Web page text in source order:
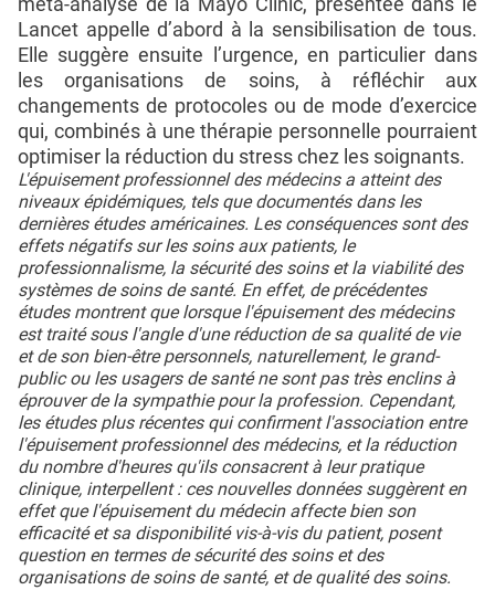
Lancet appelle d’abord à la sensibilisation de tous.
Elle suggère ensuite l’urgence, en particulier dans
les organisations de soins, à réfléchir aux
changements de protocoles ou de mode d’exercice
qui, combinés à une thérapie personnelle pourraient
optimiser la réduction du stress chez les soignants.
L'épuisement professionnel des médecins a atteint des
niveaux épidémiques, tels que documentés dans les
dernières études américaines. Les conséquences sont des
effets négatifs sur les soins aux patients, le
professionnalisme, la sécurité des soins et la viabilité des
systèmes de soins de santé. En effet, de précédentes
études montrent que lorsque l'épuisement des médecins
est traité sous l'angle d'une réduction de sa qualité de vie
et de son bien-être personnels, naturellement, le grand-
public ou les usagers de santé ne sont pas très enclins à
éprouver de la sympathie pour la profession. Cependant,
les études plus récentes qui confirment l'association entre
l'épuisement professionnel des médecins, et la réduction
du nombre d'heures qu'ils consacrent à leur pratique
clinique, interpellent : ces nouvelles données suggèrent en
effet que l'épuisement du médecin affecte bien son
efficacité et sa disponibilité vis-à-vis du patient, posent
question en termes de sécurité des soins et des
organisations de soins de santé, et de qualité des soins.